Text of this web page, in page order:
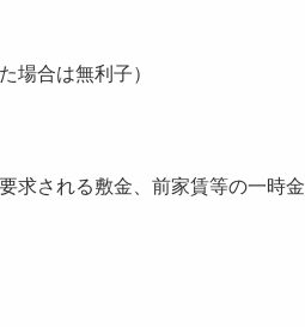
合は無利子）
される敷金、前家賃等の一時金